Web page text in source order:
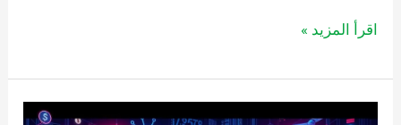
اقرأ المزيد »
7